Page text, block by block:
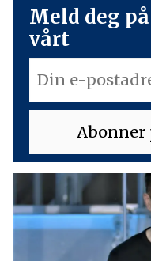
Meld deg
vårt